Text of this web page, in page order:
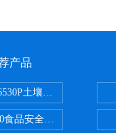
产品
土壤氧化还原电位检
食品安全检测仪